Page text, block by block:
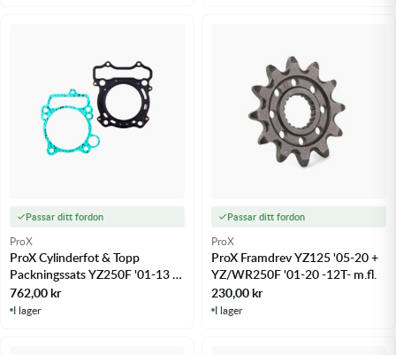
Passar ditt fordon
ProX
ProX Cylinderfot & Topp
Packningssats YZ250F '01-13 +
WR250F '01-13 - m.fl.
762,00kr
I lager
Passar ditt fordon
ProX
ProX Framdrev YZ125 '05-20 +
YZ/WR250F '01-20 -12T- m.fl.
230,00kr
I lager